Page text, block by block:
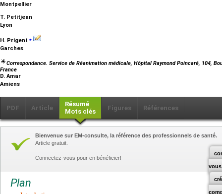
Montpellier
T. Petitjean
Lyon
H. Prigent ⁎
Garches
Correspondance. Service de Réanimation médicale, Hôpital Raymond Poincaré, 104,
France
D. Amar
Amiens
PDF Article
Résumé
Mots clés
Figures Références
vous
Bienvenue sur EM-consulte, la référence des professionnels de santé.
Article gratuit.
Connectez-vous pour en bénéficier!
Plan